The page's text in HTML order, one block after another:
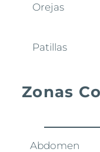
Orejas
Patillas
Zonas
Abdomen